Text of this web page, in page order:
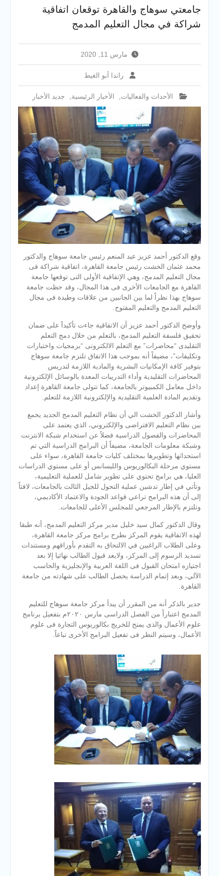
وتمكين المراة والمركز الثاني
في الاستدامة بالمسابقة
القومية Enactus Egypt 2026
في علاج 3 حالات أكالازيا بتقنية
POEM دون جراحة .
جامعتي سوهاج والقاهرة توقعان اتفاقية
شراكة في مجال التعليم المدمج
مارس 11, 2020
راندا أبو الغيط
الأحداث والفعاليات الأخبار الرئيسية جديد الأخبار
وقع الدكتور أحمد عزيز عبد المنعم رئيس جامعة سوهاج والدكتور
محمد عثمان الخشت رئيس جامعة القاهرة، اتفاقية شراكة فى
مجال التعليم المدمج، وهي الإتفاقية الأولى التى توقعها جامعة
القاهرة مع الجامعات الأخرى فى هذا المجال، وقد حظت جامعة
سوهاج بهذا نظراً لما بين الجانبين من علاقات وطيدة فى مجال
التعليم المدمج والتعليم المفتوح.
وأوضح الدكتور أحمد عزيز أن الاتفاقية جاءت تأكيداََ على ضمان
تحقيق فلسفة التعليم المدمج، بالتعلم من خلال دمج التعلم
التقليدى “محاضرات” مع التعلم الالكترونى “برمجيات واختبارات
وتكليفات”، مضيفاً أنه بموجب هذا الاتفاق تلتزم جامعة سوهاج
بتوفير كافة الإمكانيات البشرية والمادية اللازمة لتدريس
المحاضرات التقليدية وأداء التدريبات المعدة بالوسائل الإلكترونية
داخل معامل الكمبيوتر بالجامعة، كما تتولى جامعة القاهرة إعداد
وتقديم المادة العلمية التقليدية والإلكترونية اللازمة للتعلم.
وأشار الدكتور الخشت الي أن نظام التعليم المدمج الجديد يجمع
بين نظام التعليم الافتراضى والإلكتروني، الذي يعتمد على
المحاضرات والفصول الدراسية فضلاً عن استخدام شبكة الانترنت
وشبكة معلومات الجامعة، مضيفاً أن البرامج الدراسية التي تم
استحداثها وتطويرها بمختلف كليات جامعة القاهرة، سواء على
مستوي مرحلة البكالوريوس والليسانس أو على مستوي الدراسات
العليا، هي برامج تحتوي على تطوير شامل للعملية التعليمية،
وتأتي في إطار تدشين عملية التحول للجيل الثالث بالجامعات، لافتاً
إلى أن هذه البرامج تراعي قواعد الجودة والاعتماد الأكاديمي،
وتلتزم بالإطار المرجعي للمجلس الأعلى للجامعات.
وقال الدكتور كمال سيد خليل مدير مركز التعليم المدمج، أنه طبقا
لهذه الاتفاقية يقوم المركز بطرح برامج مركز جامعة القاهرة،
وعلى الطلاب الراغبين في الالتحاق به التقدم بأوراقهم ومستندات
تسديد الرسوم إلى المركز، ولايعد قبول الطالب نهائيا إلا بعد
اجتيازه امتحان القبول فى اللغة العربية والإنجليزية والحاسب
الآلي، وبعد إتمام الدراسة يحصل الطالب على شهادته من جامعة
القاهرة.
جدير بالذكر أنه من المقرر أن يبدأ مركز جامعة سوهاج للتعليم
المدمج اعتباراً من الفصل الدراسى مارس ٢٠٢٠م بتفعيل برنامج
علوم الأعمال والذى يمنح للخريج بكالوريوس التجارة فى علوم
الأعمال، وسيتم النظر فى تفعيل البرامج الأخرى تباعاً.